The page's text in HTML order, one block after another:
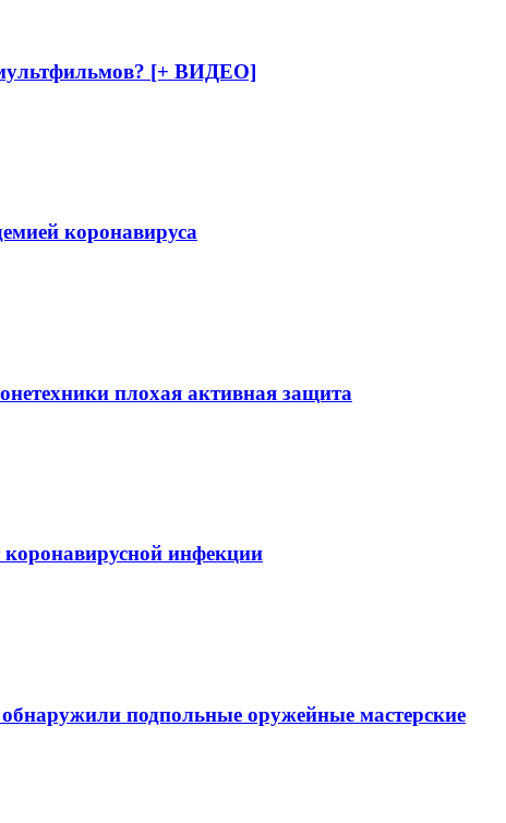
[+ ВИДЕО]
коронавируса
плохая активная защита
инфекции
подпольные оружейные мастерские